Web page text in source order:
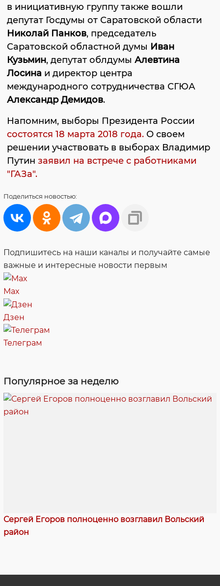
в инициативную группу также вошли
депутат Госдумы от Саратовской области
Николай Панков, председатель
Саратовской областной думы Иван
Кузьмин, депутат облдумы Алевтина
Лосина и директор центра
международного сотрудничества СГЮА
Александр Демидов.
Напомним, выборы Президента России
состоятся 18 марта 2018 года. О своем
решении участвовать в выборах Владимир
Путин заявил на встрече с работниками
"ГАЗа".
Поделиться новостью:
Подпишитесь на наши каналы и получайте самые
важные и интересные новости первым
Max
Дзен
Телеграм
Популярное за неделю
Сергей Егоров полноценно возглавил Вольский
район